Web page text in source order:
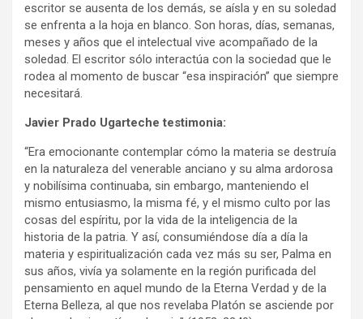
escritor se ausenta de los demás, se aísla y en su soledad
se enfrenta a la hoja en blanco. Son horas, días, semanas,
meses y años que el intelectual vive acompañado de la
soledad. El escritor sólo interactúa con la sociedad que le
rodea al momento de buscar “esa inspiración” que siempre
necesitará.
Javier Prado Ugarteche testimonia:
“Era emocionante contemplar cómo la materia se destruía
en la naturaleza del venerable anciano y su alma ardorosa
y nobilísima continuaba, sin embargo, manteniendo el
mismo entusiasmo, la misma fé, y el mismo culto por las
cosas del espíritu, por la vida de la inteligencia de la
historia de la patria. Y así, consumiéndose día a día la
materia y espiritualización cada vez más su ser, Palma en
sus años, vivía ya solamente en la región purificada del
pensamiento en aquel mundo de la Eterna Verdad y de la
Eterna Belleza, al que nos revelaba Platón se asciende por